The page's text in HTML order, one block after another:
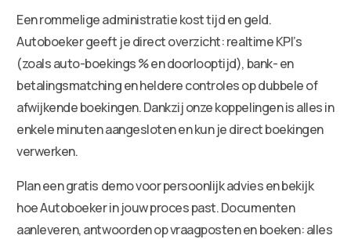
Een rommelige administratie kost tijd en geld.
Autoboeker geeft je direct overzicht: realtime KPI’s
(zoals auto-boekings % en doorlooptijd), bank- en
betalingsmatching en heldere controles op dubbele of
afwijkende boekingen. Dankzij onze koppelingen is alles in
enkele minuten aangesloten en kun je direct boekingen
verwerken.
Plan een gratis demo voor persoonlijk advies en bekijk
hoe Autoboeker in jouw proces past. Documenten
aanleveren, antwoorden op vraagposten en boeken: alles